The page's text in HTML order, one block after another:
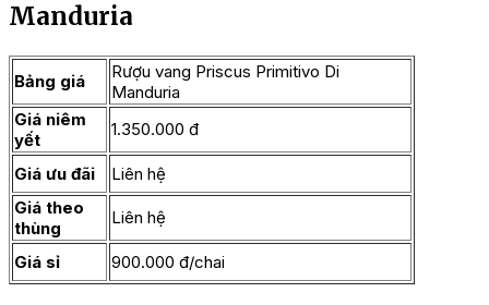
Manduria
Bảng giá
Rượu vang Priscus Primitivo Di
Manduria
Giá niêm
yết
1.350.000 đ
Giá ưu đãi
Liên hệ
Giá theo
thùng
Liên hệ
Giá sỉ 900.000 đ/chai